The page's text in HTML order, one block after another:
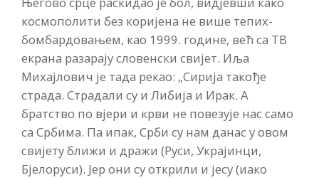
космополити без коријена не више тепих-
бомбардовањем, као 1999. године, већ са ТВ
екрана разарају словенски свијет. Иља
Михајлович је тада рекао: „Сирија такође
страда. Страдали су и Либија и Ирак. А
братство по вјери и крви не повезује нас само
са Србима. Па ипак, Срби су нам данас у овом
свијету ближи и дражи (Руси, Украјинци,
Бјелоруси). Јер они су открили и јесу (иако